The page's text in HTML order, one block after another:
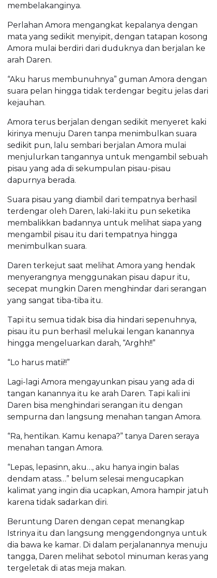
membelakanginya.
Perlahan Amora mengangkat kepalanya dengan
mata yang sedikit menyipit, dengan tatapan kosong
Amora mulai berdiri dari duduknya dan berjalan ke
arah Daren.
“Aku harus membunuhnya” guman Amora dengan
suara pelan hingga tidak terdengar begitu jelas dari
kejauhan.
Amora terus berjalan dengan sedikit menyeret kaki
kirinya menuju Daren tanpa menimbulkan suara
sedikit pun, lalu sembari berjalan Amora mulai
menjulurkan tangannya untuk mengambil sebuah
pisau yang ada di sekumpulan pisau-pisau
dapurnya berada.
Suara pisau yang diambil dari tempatnya berhasil
terdengar oleh Daren, laki-laki itu pun seketika
membalikkan badannya untuk melihat siapa yang
mengambil pisau itu dari tempatnya hingga
menimbulkan suara.
Daren terkejut saat melihat Amora yang hendak
menyerangnya menggunakan pisau dapur itu,
secepat mungkin Daren menghindar dari serangan
yang sangat tiba-tiba itu.
Tapi itu semua tidak bisa dia hindari sepenuhnya,
pisau itu pun berhasil melukai lengan kanannya
hingga mengeluarkan darah, “Arghh!!”
“Lo harus matii!!”
Lagi-lagi Amora mengayunkan pisau yang ada di
tangan kanannya itu ke arah Daren. Tapi kali ini
Daren bisa menghindari serangan itu dengan
sempurna dan langsung menahan tangan Amora.
“Ra, hentikan. Kamu kenapa?” tanya Daren seraya
menahan tangan Amora.
“Lepas, lepasinn, aku…, aku hanya ingin balas
dendam atass…” belum selesai mengucapkan
kalimat yang ingin dia ucapkan, Amora hampir jatuh
karena tidak sadarkan diri.
Beruntung Daren dengan cepat menangkap
Istrinya itu dan langsung menggendongnya untuk
dia bawa ke kamar. Di dalam perjalanannya menuju
tangga, Daren melihat sebotol minuman keras yang
tergeletak di atas meja makan.